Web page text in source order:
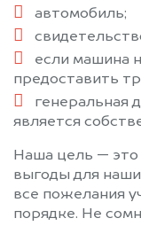
автомобиль;
если машина
предоставить
генеральная
является
Наша цель —
выгоды для
все пожелания
порядке. Не